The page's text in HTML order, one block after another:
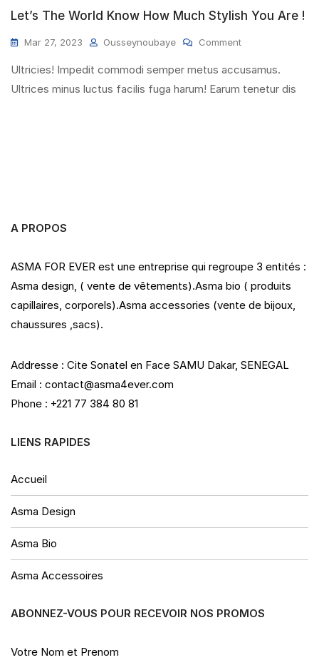
Let’s The World Know How Much Stylish You Are !
Mar 27, 2023 Ousseynoubaye CommentOn
The
World
Ultricies! Impedit commodi semper metus accusamus.
Ultrices minus luctus facilis fuga harum! Earum tenetur dis
A PROPOS
ASMA FOR EVER est une entreprise qui regroupe 3 entités :
Asma design, ( vente de vêtements).Asma bio ( produits
capillaires, corporels).Asma accessories (vente de bijoux,
chaussures ,sacs).
Addresse : Cite Sonatel en Face SAMU Dakar, SENEGAL
Email : contact@asma4ever.com
Phone : +221 77 384 80 81
LIENS RAPIDES
Accueil
Asma Design
Asma Bio
Asma Accessoires
ABONNEZ-VOUS POUR RECEVOIR NOS PROMOS
Votre Nom et Prenom